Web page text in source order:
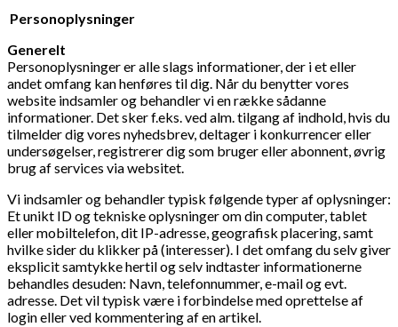
Personoplysninger
Generelt
Personoplysninger er alle slags informationer, der i et eller
andet omfang kan henføres til dig. Når du benytter vores
website indsamler og behandler vi en række sådanne
informationer. Det sker f.eks. ved alm. tilgang af indhold, hvis du
tilmelder dig vores nyhedsbrev, deltager i konkurrencer eller
undersøgelser, registrerer dig som bruger eller abonnent, øvrig
brug af services via websitet.
Vi indsamler og behandler typisk følgende typer af oplysninger:
Et unikt ID og tekniske oplysninger om din computer, tablet
eller mobiltelefon, dit IP-adresse, geografisk placering, samt
hvilke sider du klikker på (interesser). I det omfang du selv giver
eksplicit samtykke hertil og selv indtaster informationerne
behandles desuden: Navn, telefonnummer, e-mail og evt.
adresse. Det vil typisk være i forbindelse med oprettelse af
login eller ved kommentering af en artikel.